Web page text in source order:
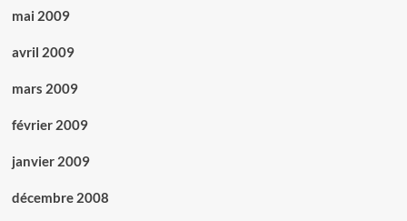
mai 2009
avril 2009
mars 2009
février 2009
janvier 2009
décembre 2008